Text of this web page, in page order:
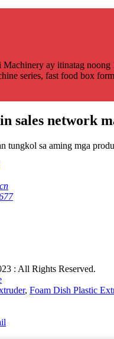
ay itinatag noong
series, fast food box
sales network
tungkol sa aming mga
: All Rights Reserved.
, Foam Dish Plastic